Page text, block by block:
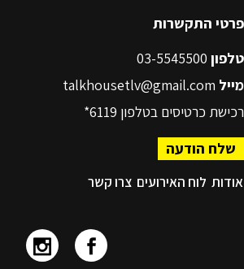
פרטי התקשרות
טלפון
מייל talkhousetlv@gmail.com
רכישת כרטיסים בטלפון 6119*
שלח הודעה
אודות לוח האירועים צרו קשר